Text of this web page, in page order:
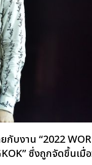
บงาน “2022
ซึ่งถูกจัดขึ้นเมื่